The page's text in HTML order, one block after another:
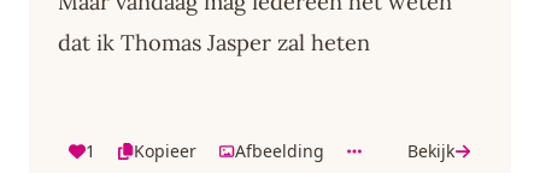
dat ik Thomas Jasper zal heten
1 Kopieer Afbeelding Bekijk